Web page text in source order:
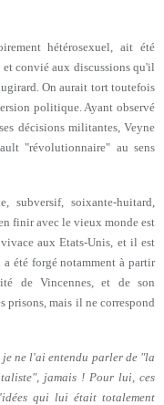
hétérosexuel, ait été
convié aux discussions qu'il
On aurait tort toutefois
politique. Ayant observé
décisions militantes, Veyne
"révolutionnaire" au sens
subversif, soixante-huitard,
finir avec le vieux monde est
aux Etats-Unis, et il est
été forgé notamment à partir
de Vincennes, et de son
prisons, mais il ne correspond
ne l'ai entendu parler de "la
jamais ! Pour lui, ces
qui lui était totalement